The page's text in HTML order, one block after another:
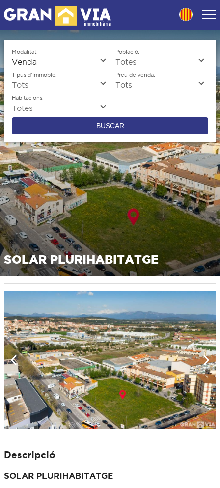
to
content
Modalitat: Població:
Tipus d'Immoble: Preu de venda:
Habitacions:
BUSCAR
SOLAR PLURIHABITATGE
Descripció
SOLAR PLURIHABITATGE